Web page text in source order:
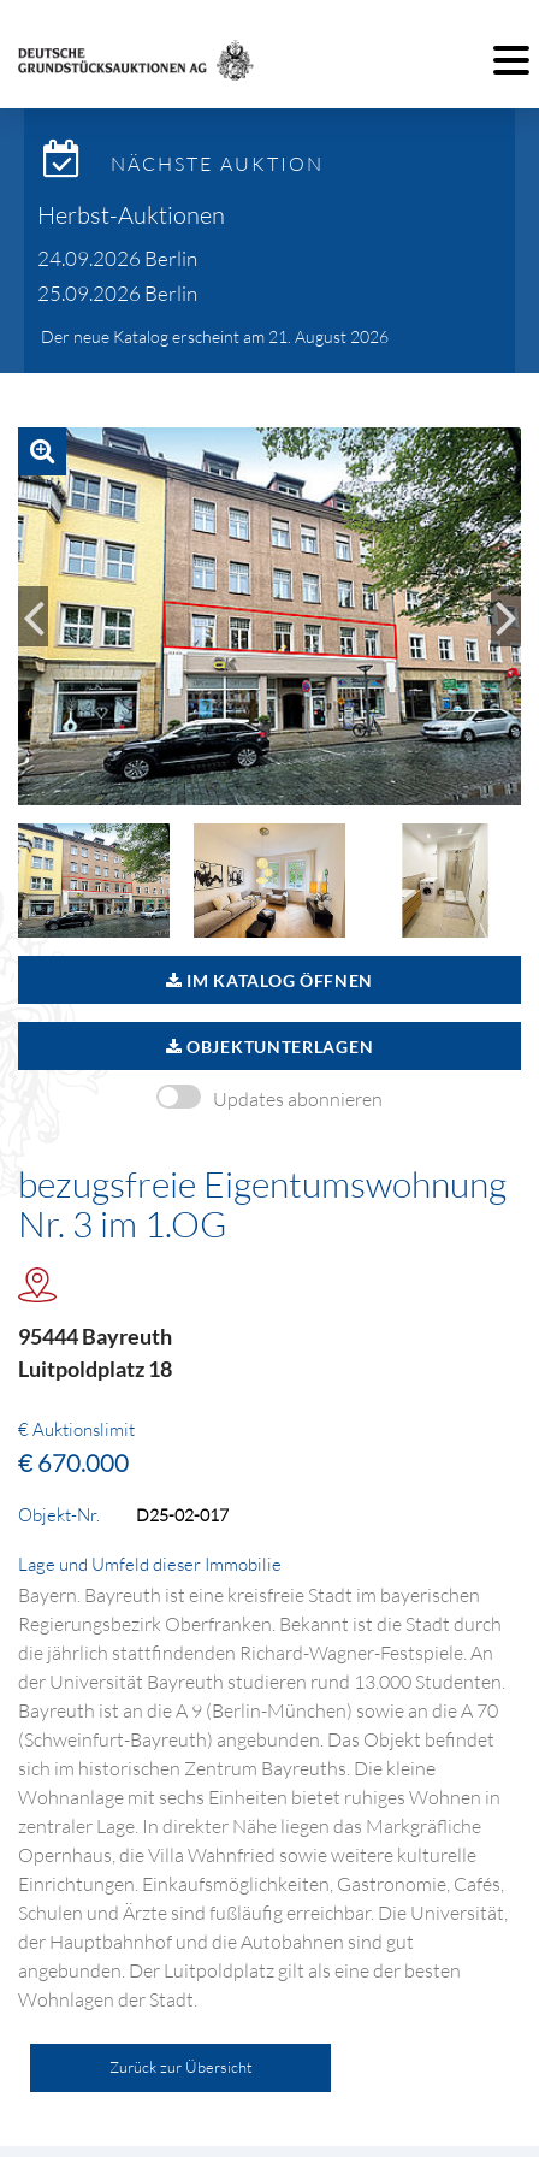
NÄCHSTE AUKTION
Herbst-Auktionen
24.09.2026 Berlin
25.09.2026 Berlin
Der neue Katalog erscheint am 21. August 2026
IM KATALOG ÖFFNEN
OBJEKTUNTERLAGEN
Updates abonnieren
bezugsfreie Eigentumswohnung
Nr. 3 im 1.OG
95444 Bayreuth
Luitpoldplatz 18
€ Auktionslimit
€ 670.000
Objekt-Nr. D25-02-017
Lage und Umfeld dieser Immobilie
Bayern. Bayreuth ist eine kreisfreie Stadt im bayerischen
Regierungsbezirk Oberfranken. Bekannt ist die Stadt durch
die jährlich stattfindenden Richard-Wagner-Festspiele. An
der Universität Bayreuth studieren rund 13.000 Studenten.
Bayreuth ist an die A 9 (Berlin-München) sowie an die A 70
(Schweinfurt-Bayreuth) angebunden. Das Objekt befindet
sich im historischen Zentrum Bayreuths. Die kleine
Wohnanlage mit sechs Einheiten bietet ruhiges Wohnen in
zentraler Lage. In direkter Nähe liegen das Markgräfliche
Opernhaus, die Villa Wahnfried sowie weitere kulturelle
Einrichtungen. Einkaufsmöglichkeiten, Gastronomie, Cafés,
Schulen und Ärzte sind fußläufig erreichbar. Die Universität,
der Hauptbahnhof und die Autobahnen sind gut
angebunden. Der Luitpoldplatz gilt als eine der besten
Wohnlagen der Stadt.
Zurück zur Übersicht